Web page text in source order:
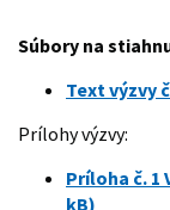
Súbory na
Text výzvy
Prílohy výzvy:
Príloha č. 1
kB)